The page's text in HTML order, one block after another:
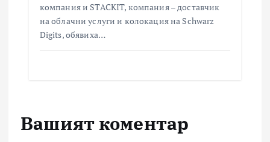
компания и STACKIT, компания – доставчик
на облачни услуги и колокация на Schwarz
Digits, обявиха…
Вашият коментар